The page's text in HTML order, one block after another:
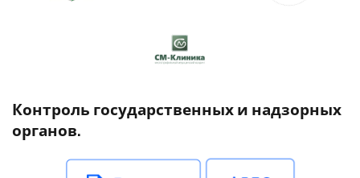
Контроль государственных и надзорных
органов.